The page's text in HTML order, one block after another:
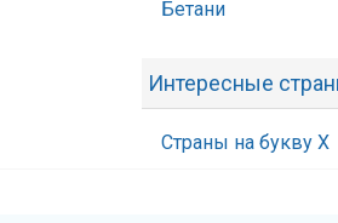
Бетани
Интересные
Страны на букву Х